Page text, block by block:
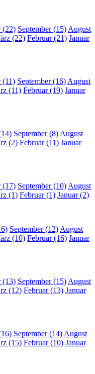
(22) September (15)August
(22) Februar (21) Januar
(11) September (16)August
(11) Februar (19) Januar
September (8)August
(2) Februar (11) Januar
(17) September (10)August
(1) Februar (1) Januar (2)
September (12)August
(10) Februar (16) Januar
(13) September (15)August
(12) Februar (13) Januar
September (14)August
(15) Februar (10) Januar